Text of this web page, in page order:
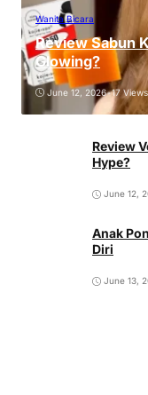
Wanita Bicara
Review Sabun
Glowing?
June 12, 2026•17 Views
Review
Hype?
June 12,
Anak
Diri
June 13,